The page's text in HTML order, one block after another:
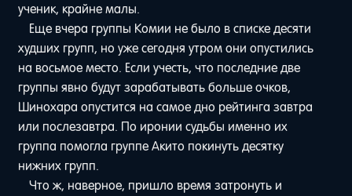
ученик, крайне малы.
Еще вчера группы Комии не было в списке десяти
худших групп, но уже сегодня утром они опустились
на восьмое место. Если учесть, что последние две
группы явно будут зарабатывать больше очков,
Шинохара опустится на самое дно рейтинга завтра
или послезавтра. По иронии судьбы именно их
группа помогла группе Акито покинуть десятку
нижних групп.
Что ж, наверное, пришло время затронуть и